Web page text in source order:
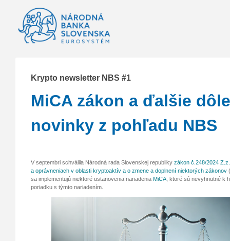
Krypto newsletter NBS #1
MiCA zákon a ďalšie
novinky z pohľadu NBS
V septembri schválila Národná rada Slovenskej republiky zákon č.248/2024
a oprávneniach v oblasti kryptoaktív a o zmene a doplnení niektorých zákonov
sa implementujú niektoré ustanovenia nariadenia MiCA , ktoré sú nevyhnutné k
poriadku s týmto nariadením.